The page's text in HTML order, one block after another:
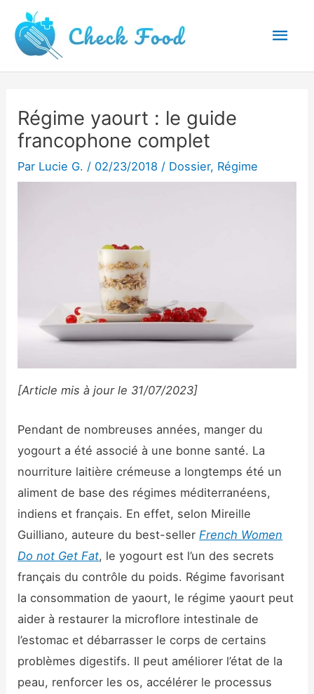
contenu
Régime yaourt : le guide
francophone complet
Par Lucie G. / 02/23/2018 / Dossier, Régime
[Article mis à jour le 31/07/2023]
Pendant de nombreuses années, manger du
yogourt a été associé à une bonne santé. La
nourriture laitière crémeuse a longtemps été un
aliment de base des régimes méditerranéens,
indiens et français. En effet, selon Mireille
Guilliano, auteure du best-sellerFrench Women
Do not Get Fat, le yogourt est l’un des secrets
français du contrôle du poids. Régime favorisant
la consommation de yaourt, le régime yaourt peut
aider à restaurer la microflore intestinale de
l’estomac et débarrasser le corps de certains
problèmes digestifs. Il peut améliorer l’état de la
peau, renforcer les os, accélérer le processus